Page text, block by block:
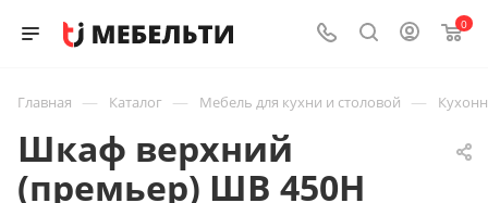
0
Главная — Каталог — Мебель для кухни и столовой —
Шкаф верхний
(премьер) ШВ 450Н